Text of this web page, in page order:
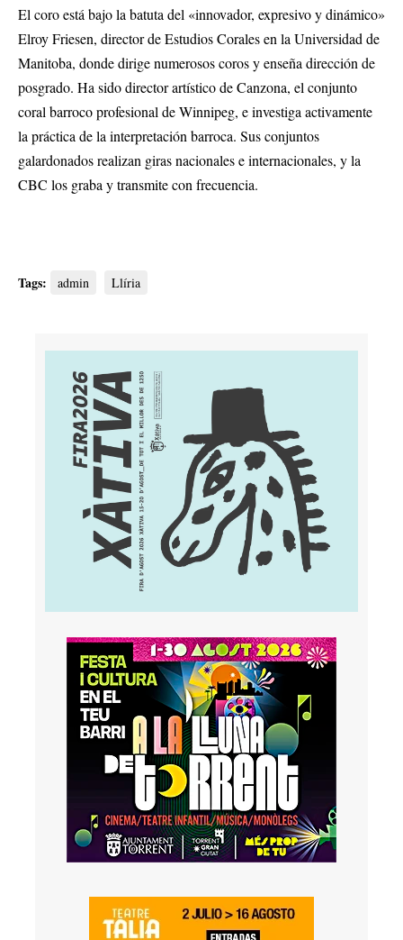
El coro está bajo la batuta del «innovador, expresivo y dinámico»
Elroy Friesen, director de Estudios Corales en la Universidad de
Manitoba, donde dirige numerosos coros y enseña dirección de
posgrado. Ha sido director artístico de Canzona, el conjunto
coral barroco profesional de Winnipeg, e investiga activamente
la práctica de la interpretación barroca. Sus conjuntos
galardonados realizan giras nacionales e internacionales, y la
CBC los graba y transmite con frecuencia.
Tags: admin Llíria